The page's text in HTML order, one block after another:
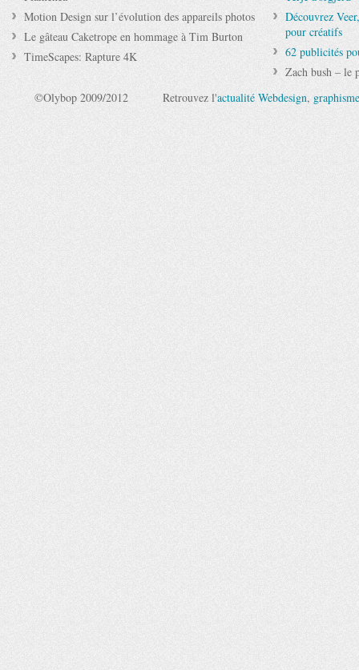
Motion Design sur l’évolution des appareils photos
Le gâteau Caketrope en hommage à Tim Burton
TimeScapes: Rapture 4K
Découvrez
pour créatifs
62 publicités
Zach bush – le
©Olybop 2009/2012
Retrouvez l'actualité Webdesign, graphisme